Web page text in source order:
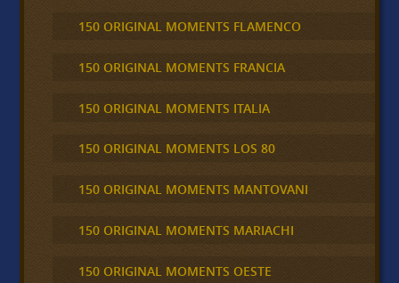
150 ORIGINAL MOMENTS FLAMENCO
150 ORIGINAL MOMENTS FRANCIA
150 ORIGINAL MOMENTS ITALIA
150 ORIGINAL MOMENTS LOS 80
150 ORIGINAL MOMENTS MANTOVANI
150 ORIGINAL MOMENTS MARIACHI
150 ORIGINAL MOMENTS OESTE